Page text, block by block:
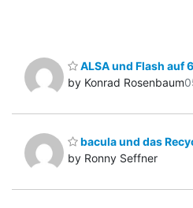
ALSA und Flash auf
by Konrad Rosenbaum
bacula und das
by Ronny Seffner